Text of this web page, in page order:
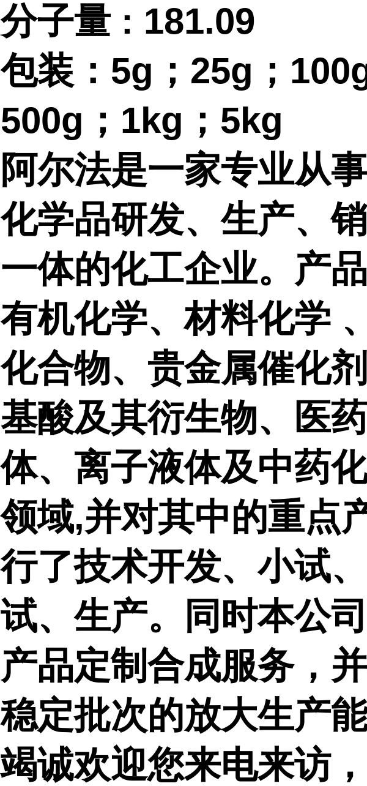
分子量 : 181.09
包装： 5g；25g；
500g；1kg；5kg
阿尔法是一家专业从
化学品研发、生产、
一体的化工企业。产
有机化学、材料化学
化合物、贵金属催化
基酸及其衍生物、医
体、离子液体及中药
领域,并对其中的重点
行了技术开发、小试
试、生产。同时本公
产品定制合成服务，
稳定批次的放大生产
竭诚欢迎您来电来访